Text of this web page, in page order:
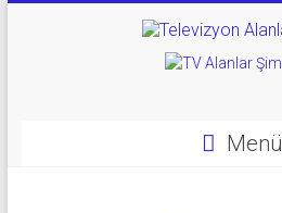
Televizyon
Menü